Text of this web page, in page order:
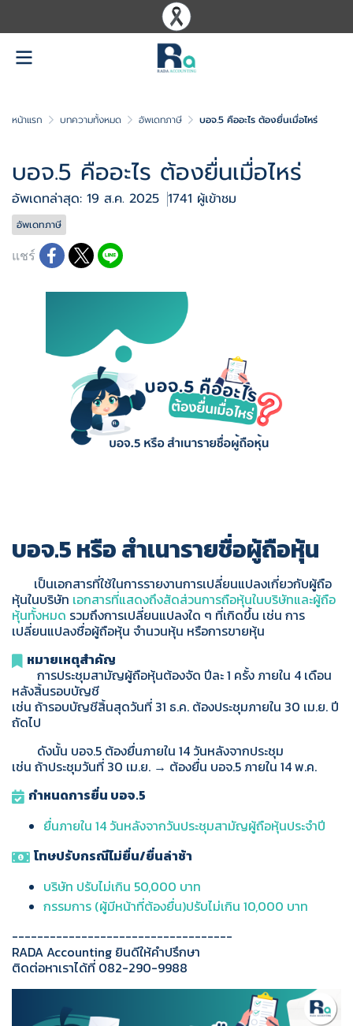
หน้าแรก บทความทั้งหมด อัพเดทภาษี บอจ.5 คืออะไร ต้องยื่นเมื่อไหร่
บอจ.5 คืออะไร ต้องยื่นเมื่อไหร่
อัพเดทล่าสุด: 19 ส.ค. 2025 1741 ผู้เข้าชม
อัพเดทภาษี
แชร์
บอจ.5 หรือ สำเนารายชื่อผู้ถือหุ้น
เป็นเอกสารที่ใช้ในการรายงานการเปลี่ยนแปลงเกี่ยวกับผู้ถือ
หุ้นในบริษัท เอกสารที่แสดงถึงสัดส่วนการถือหุ้นในบริษัทและผู้ถือ
หุ้นทั้งหมด รวมถึงการเปลี่ยนแปลงใด ๆ ที่เกิดขึ้น เช่น การ
เปลี่ยนแปลงชื่อผู้ถือหุ้น จำนวนหุ้น หรือการขายหุ้น
หมายเหตุสำคัญ
การประชุมสามัญผู้ถือหุ้นต้องจัด ปีละ 1 ครั้ง ภายใน 4 เดือน
หลังสิ้นรอบบัญชี
เช่น ถ้ารอบบัญชีสิ้นสุดวันที่ 31 ธ.ค. ต้องประชุมภายใน 30 เม.ย. ปี
ถัดไป
ดังนั้น บอจ.5 ต้องยื่นภายใน 14 วันหลังจากประชุม
เช่น ถ้าประชุมวันที่ 30 เม.ย. → ต้องยื่น บอจ.5 ภายใน 14 พ.ค.
กำหนดการยื่น บอจ.5
ยื่นภายใน 14 วันหลังจากวันประชุมสามัญผู้ถือหุ้นประจำปี
โทษปรับกรณีไม่ยื่น/ยื่นล่าช้า
บริษัท ปรับไม่เกิน 50,000 บาท
กรรมการ (ผู้มีหน้าที่ต้องยื่น)ปรับไม่เกิน 10,000 บาท
-----------------------------------
RADA Accounting ยินดีให้คำปรึกษา
ติดต่อหาเราได้ที่ 082-290-9988